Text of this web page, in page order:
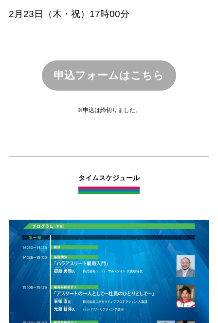
2月23日（木・祝）17時00分
申込フォームはこちら
※申込は締切りました。
タイムスケジュール